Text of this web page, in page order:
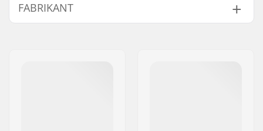
Width:
FABRIKANT